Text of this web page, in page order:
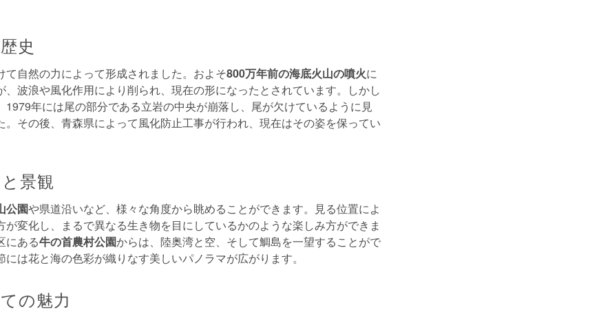
史
て自然の力によって形成されました。およそ800万年前の海底火山の噴火に
、波浪や風化作用により削られ、現在の形になったとされています。しかし
1979年には尾の部分である立岩の中央が崩落し、尾が欠けているように見
。その後、青森県によって風化防止工事が行われ、現在はその姿を保ってい
景観
公園や県道沿いなど、様々な角度から眺めることができます。見る位置によ
が変化し、まるで異なる生き物を目にしているかのような楽しみ方ができま
にある牛の首農村公園からは、陸奥湾と空、そして鯛島を一望することがで
は花と海の色彩が織りなす美しいパノラマが広がります。
の魅力